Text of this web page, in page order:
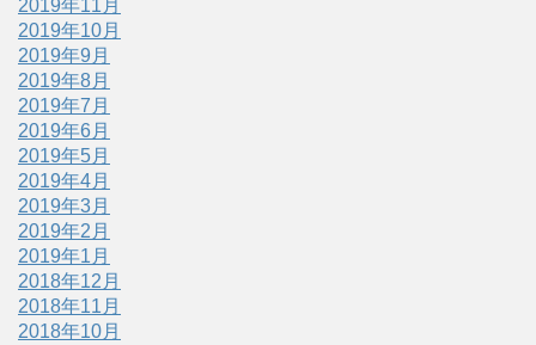
2019年11月
2019年10月
2019年9月
2019年8月
2019年7月
2019年6月
2019年5月
2019年4月
2019年3月
2019年2月
2019年1月
2018年12月
2018年11月
2018年10月